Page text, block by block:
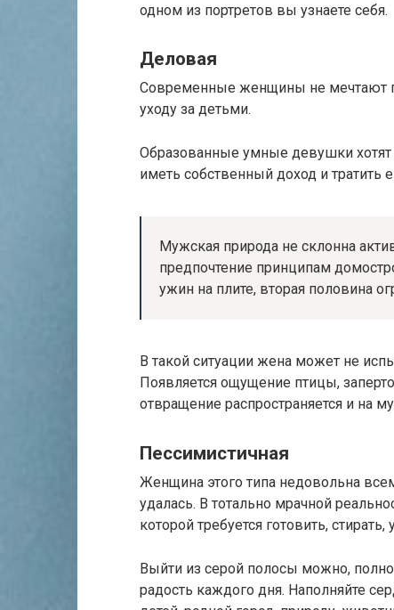
одном из портретов вы узнаете себя.
Деловая
Современные женщины не мечтают
уходу за детьми.
Образованные умные девушки
иметь собственный доход и тратить
Мужская природа не склонна
предпочтение принципам
ужин на плите, вторая половина
В такой ситуации жена может не
Появляется ощущение птицы,
отвращение распространяется и на
Пессимистичная
Женщина этого типа недовольна
удалась. В тотально мрачной
которой требуется готовить, стирать,
Выйти из серой полосы можно,
радость каждого дня. Наполняйте